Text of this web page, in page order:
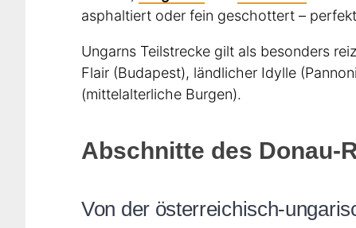
asphaltiert oder fein geschottert –
Ungarns Teilstrecke gilt als besonders
Flair (Budapest), ländlicher Idylle
(mittelalterliche Burgen).
Abschnitte des Donau-
Von der österreichisch-